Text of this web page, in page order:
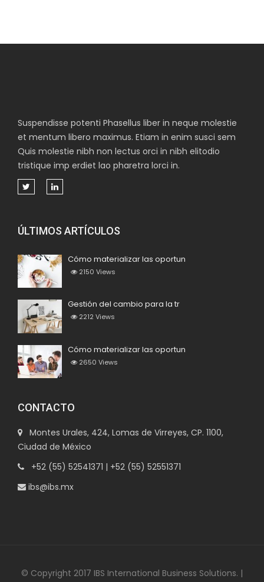
Suspendisse potenti Phasellus liber in neque molestie
et mentum libero maximus. Etiam in enim susci sem
Quis molestie nibh non lectus orci in nibh elitodio
tristique imp erdiet lao pharetra lorci in.
ÚLTIMOS ARTÍCULOS
Cómo materializar las oportun
2150 Views
Gestión del cambio para la tr
2212 Views
Cómo materializar las oportun
2650 Views
CONTACTO
Montes Urales, 424, Lomas de Virreyes, CP. 1100,
Ciudad de México
+52 (55) 52541371 | +52 (55) 52551371
ibs@ibs.mx
© Copyright 2017 IBS International Business Solutions. |